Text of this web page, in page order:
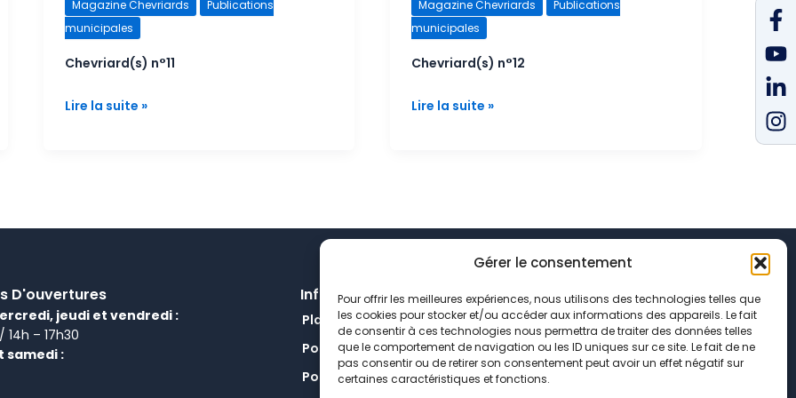
Gérer le consentement
Pour offrir les meilleures expériences, nous utilisons des technologies telles que
les cookies pour stocker et/ou accéder aux informations des appareils. Le fait
de consentir à ces technologies nous permettra de traiter des données telles
que le comportement de navigation ou les ID uniques sur ce site. Le fait de ne
pas consentir ou de retirer son consentement peut avoir un effet négatif sur
certaines caractéristiques et fonctions.
Magazine Chevriards
Publications
municipales
Chevriard(s) n°11
n°11
Lire la suite »
Magazine Chevriards
Publications
municipales
Chevriard(s) n°12
n°12
Lire la suite »
D'ouvertures
jeudi et vendredi :
14h – 17h30
samedi :
Informations
Plan de site
Politique de confidentialité
Politique de cookies
fin